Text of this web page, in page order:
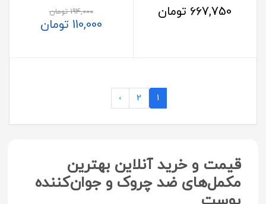
667,750 تومان 194,000تومان
110,000 تومان
1
2
›
قیمت و خرید آنلاین بهترین
مکمل‌های ضد چروک و جوان‌کننده